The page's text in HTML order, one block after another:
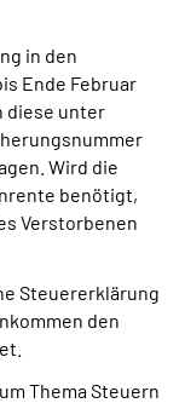
in den
Ende Februar
diese unter
Wird die
benötigt,
Verstorbenen
Steuererklärung
den
Thema Steuern